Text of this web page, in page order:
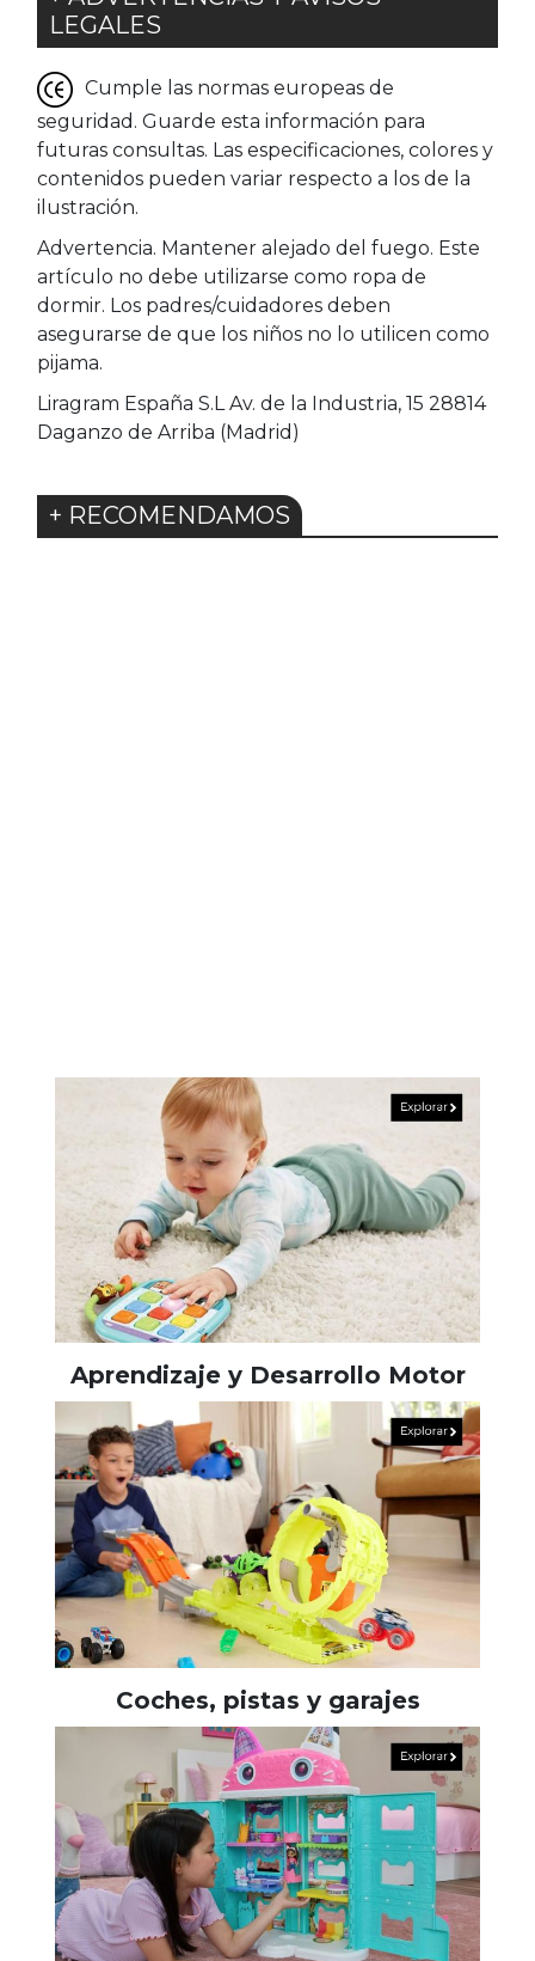
LEGALES
Cumple las normas europeas de
seguridad. Guarde esta información para
futuras consultas. Las especificaciones, colores y
contenidos pueden variar respecto a los de la
ilustración.
Advertencia. Mantener alejado del fuego. Este
artículo no debe utilizarse como ropa de
dormir. Los padres/cuidadores deben
asegurarse de que los niños no lo utilicen como
pijama.
Liragram España S.L Av. de la Industria, 15 28814
Daganzo de Arriba (Madrid)
+ RECOMENDAMOS
Aprendizaje y Desarrollo Motor
Coches, pistas y garajes